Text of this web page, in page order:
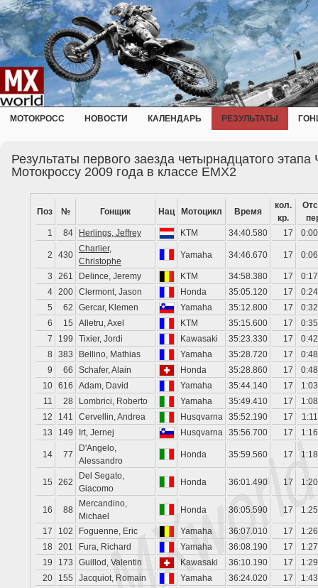
МОТОКРОСС НОВОСТИ КАЛЕНДАРЬ РЕЗУЛЬТАТЫ
Результаты первого заезда четырнадцатого
Мотокроссу 2009 года в классе EMX2
Поз № Гонщик Нац Мотоцикл Время
кол.
кр.
1
84 Herlings, Jeffrey KTM 34:40.580 17
2 430
Charlier,
Christophe
Yamaha 34:46.670 17
3 261 Delince, Jeremy KTM 34:58.380 17
4 200 Clermont, Jason Honda 35:05.120 17
5
62 Gercar, Klemen Yamaha 35:12.800 17
6
15 Alletru, Axel KTM 35:15.600 17
7
199 Tixier, Jordi Kawasaki 35:23.330 17
8
383 Bellino, Mathias Yamaha 35:28.720 17
9
66 Schafer, Alain Honda 35:28.860 17
10 616 Adam, David Yamaha 35:44.140 17
11
28 Lombrici, Roberto Yamaha 35:49.410 17
12
141 Cervellin, Andrea Husqvarna 35:52.190 17
13
149 Irt, Jernej Husqvarna 35:56.700 17
14 77
D'Angelo,
Alessandro
Honda 35:59.560 17
15 262
Del Segato,
Giacomo
Honda 36:01.490 17
16 88
Mercandino,
Michael
Honda 36:05.590 17
17 102 Foguenne, Eric Yamaha 36:07.010 17
18
201 Fura, Richard Yamaha 36:08.190 17
19
173 Guillod, Valentin Kawasaki 36:10.190 17
20
155 Jacquiot, Romain Yamaha 36:24.020 17